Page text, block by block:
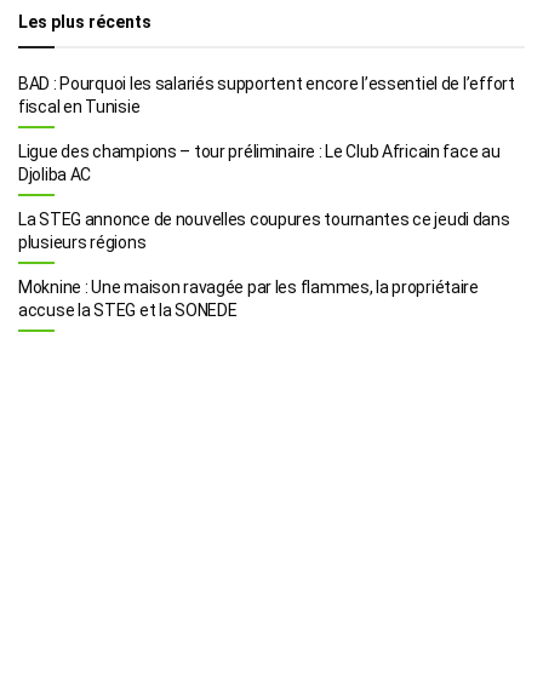
Les plus récents
BAD : Pourquoi les salariés supportent encore l’essentiel de l’effort
fiscal en Tunisie
Ligue des champions – tour préliminaire : Le Club Africain face au
Djoliba AC
La STEG annonce de nouvelles coupures tournantes ce jeudi dans
plusieurs régions
Moknine : Une maison ravagée par les flammes, la propriétaire
accuse la STEG et la SONEDE